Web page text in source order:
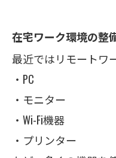
在宅ワーク環境の整
最近ではリモートワ
・PC
・モニター
・Wi-Fi機器
・プリンター